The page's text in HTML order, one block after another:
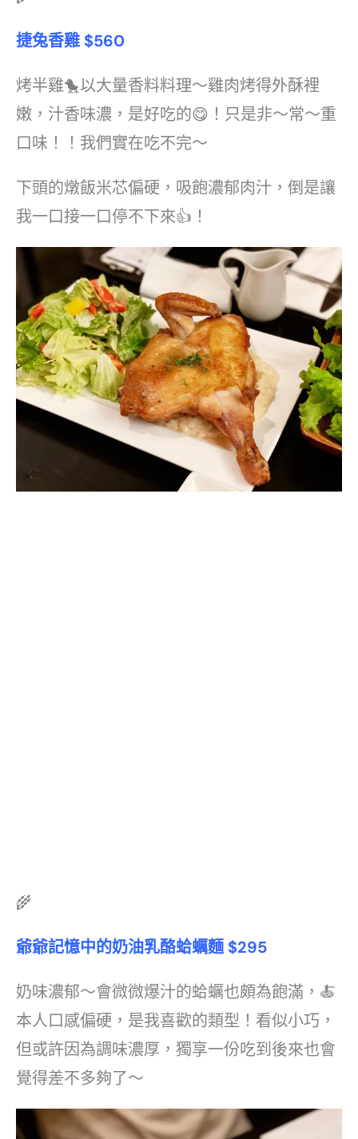
捷兔香雞 $560
烤半雞🐤以大量香料料理～雞肉烤得外酥裡
嫩，汁香味濃，是好吃的😋！只是非～常～重
口味！！我們實在吃不完～
下頭的燉飯米芯偏硬，吸飽濃郁肉汁，倒是讓
我一口接一口停不下來👍！
🌾
爺爺記憶中的奶油乳酪蛤蠣麵$295
奶味濃郁～會微微爆汁的蛤蠣也頗為飽滿，🍝
本人口感偏硬，是我喜歡的類型！看似小巧，
但或許因為調味濃厚，獨享一份吃到後來也會
覺得差不多夠了～